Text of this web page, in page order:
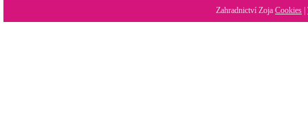
Zahradnictví Zoja Cookies